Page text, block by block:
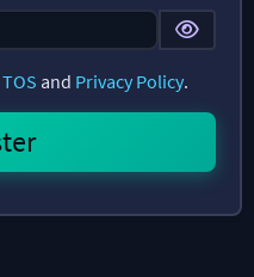
TOS and Privacy Policy.